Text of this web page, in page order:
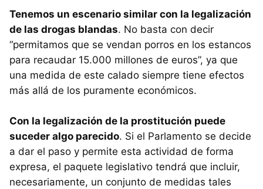
Tenemos un escenario similar con la legalización
de las drogas blandas. No basta con decir
“permitamos que se vendan porros en los estancos
para recaudar 15.000 millones de euros”, ya que
una medida de este calado siempre tiene efectos
más allá de los puramente económicos.
Con la legalización de la prostitución puede
suceder algo parecido. Si el Parlamento se decide
a dar el paso y permite esta actividad de forma
expresa, el paquete legislativo tendrá que incluir,
necesariamente, un conjunto de medidas tales